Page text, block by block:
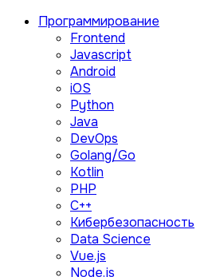
Программирование
Frontend
Javascript
Android
iOS
Python
Java
DevOps
Golang/Go
Kotlin
PHP
C++
Кибербезопасность
Data Science
Vue.js
Node.js